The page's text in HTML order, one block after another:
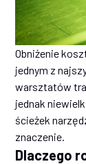
Obniżenie
jednym z
warsztatów
jednak
ścieżek
znaczenie.
Dlaczego